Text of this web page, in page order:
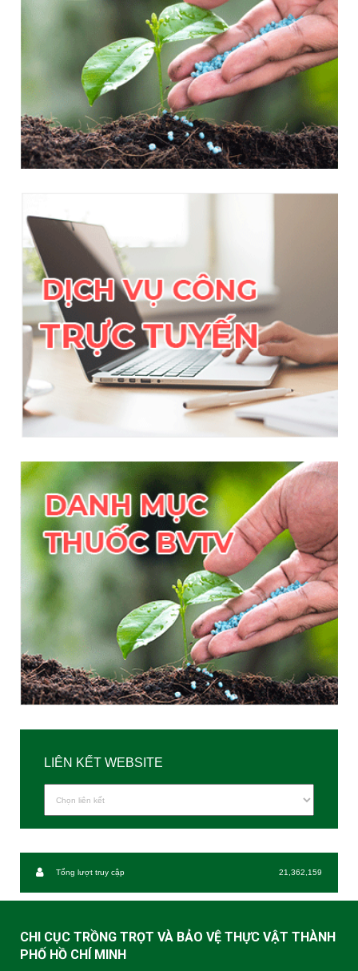
LIÊN KẾT WEBSITE
Tổng lượt truy cập 21,362,159
CHI CỤC TRỒNG TRỌT VÀ BẢO VỆ THỰC VẬT THÀNH
PHỐ HỒ CHÍ MINH